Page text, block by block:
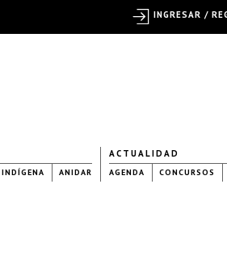
INDÍGENA ANIDAR
ACTUALIDAD
AGENDA CONCURSOS
INGRESAR /